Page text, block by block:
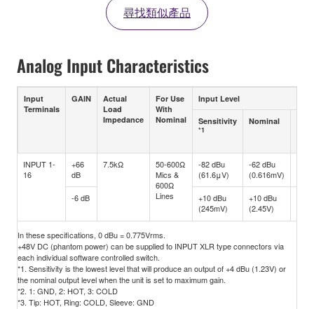
尋找類似產品
Analog Input Characteristics
Input
Terminals
GAIN
Actual
Load
Impedance
For Use
With
Nominal
Input Level
Sensitivity
*1
Nominal
INPUT 1-
16
+66
dB
7.5kΩ
50-600Ω
Mics &
600Ω
Lines
-82 dBu
(61.6μV)
-62 dBu
(0.616mV)
-6 dB
+10 dBu
(245mV)
+10 dBu
(2.45V)
In these specifications, 0 dBu = 0.775Vrms.
+48V DC (phantom power) can be supplied to INPUT XLR type connectors via
each individual software controlled switch.
*1. Sensitivity is the lowest level that will produce an output of +4 dBu (1.23V) or
the nominal output level when the unit is set to maximum gain.
*2. 1: GND, 2: HOT, 3: COLD
*3. Tip: HOT, Ring: COLD, Sleeve: GND